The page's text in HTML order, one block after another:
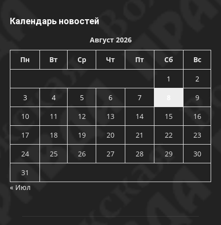
Календарь новостей
Август 2026
Пн Вт Ср Чт Пт Сб Вс
1
2
3
4 5 6 7
9
10
11 12 13 14 15
16
17
18 19 20 21 22
23
24
25 26 27 28 29
30
31
« Июл